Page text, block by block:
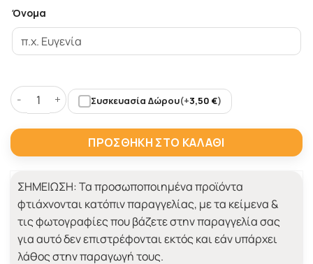
Όνομα
Προσωποποιημένη Κούπα με εκτύπωση, Best Friends
Συσκευασία Δώρου(+3,50 €)
ΠΡΟΣΘΉΚΗ ΣΤΟ ΚΑΛΆΘΙ
ΣΗΜΕΙΩΣΗ:Τα προσωποποιημένα προϊόντα
φτιάχνονται κατόπιν παραγγελίας, με τα κείμενα &
τις φωτογραφίες που βάζετε στην παραγγελία σας
για αυτό δεν επιστρέφονται εκτός και εάν υπάρχει
λάθος στην παραγωγή τους.